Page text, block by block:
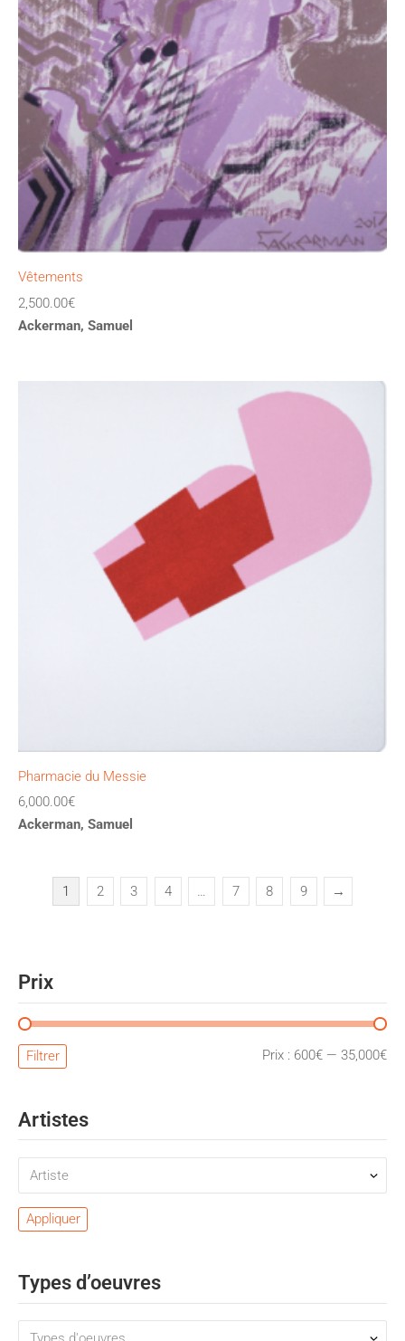
Vêtements
2,500.00€
Ackerman, Samuel
Pharmacie du Messie
6,000.00€
Ackerman, Samuel
1 2 3 4 … 7 8 9 →
Prix
Filtrer Prix : 600€ — 35,000€
Artistes
Appliquer
Types d’oeuvres